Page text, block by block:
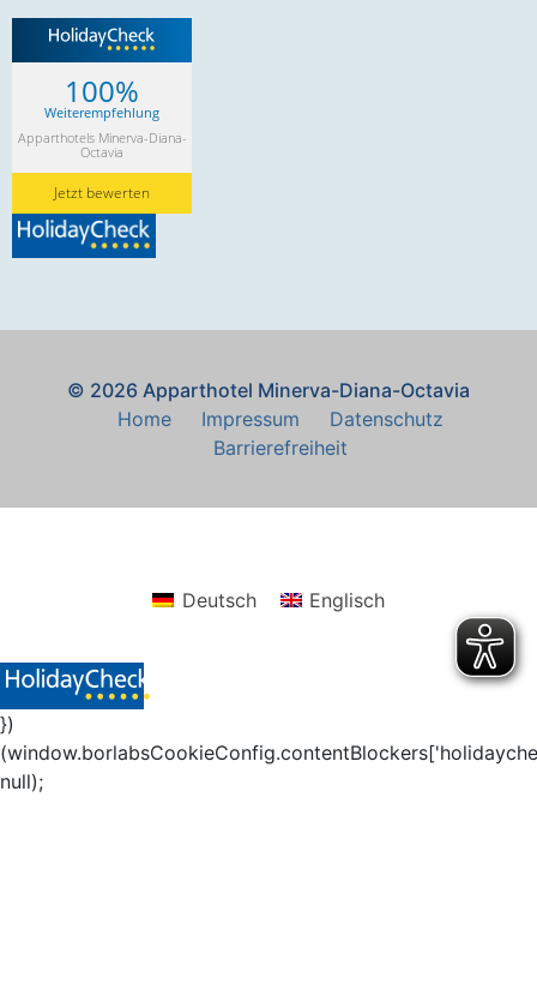
100%
Weiterempfehlung
Apparthotels Minerva-Diana-
Octavia
Jetzt bewerten
© 2026 Apparthotel Minerva-Diana-Octavia
Home
Impressum
Datenschutz
Barrierefreiheit
Deutsch Englisch
})
null);